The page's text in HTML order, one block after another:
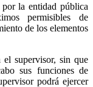
la entidad pública
permisibles de
de los elementos
supervisor, sin que
sus funciones de
podrá ejercer